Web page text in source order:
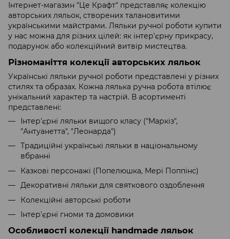
Інтернет-магазин "Це Крафт" представляє колекцію
авторських ляльок, створених талановитими
українськими майстрами. Ляльки ручної роботи купити
у нас можна для різних цілей: як інтер'єрну прикрасу,
подарунок або колекційний витвір мистецтва.
Різноманіття колекції авторських ляльок
Українські ляльки ручної роботи представлені у різних
стилях та образах. Кожна лялька ручна робота втілює
унікальний характер та настрій. В асортименті
представлені:
Інтер'єрні ляльки вищого класу ("Маркіз",
"Антуанетта", "Леонарда")
Традиційні українські ляльки в національному
вбранні
Казкові персонажі (Попелюшка, Мері Поппінс)
Декоративні ляльки для святкового оздоблення
Колекційні авторські роботи
Інтер'єрні гноми та домовики
Особливості колекції handmade ляльок